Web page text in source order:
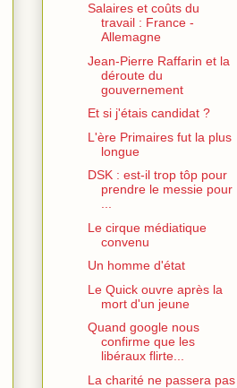
Salaires et coûts du
travail : France -
Allemagne
Jean-Pierre Raffarin et la
déroute du
gouvernement
Et si j'étais candidat ?
L'ère Primaires fut la plus
longue
DSK : est-il trop tôp pour
prendre le messie pour
...
Le cirque médiatique
convenu
Un homme d'état
Le Quick ouvre après la
mort d'un jeune
Quand google nous
confirme que les
libéraux flirte...
La charité ne passera pas